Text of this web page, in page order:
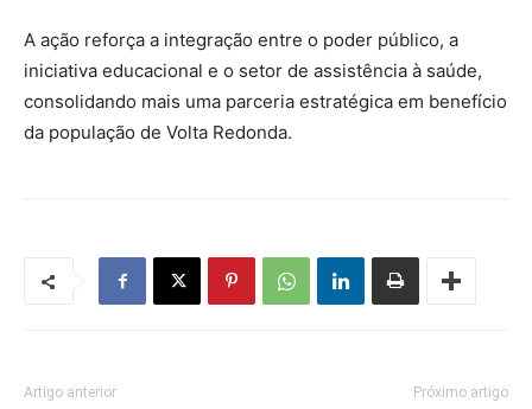
A ação reforça a integração entre o poder público, a
iniciativa educacional e o setor de assistência à saúde,
consolidando mais uma parceria estratégica em benefício
da população de Volta Redonda.
Artigo anterior Próximo artigo